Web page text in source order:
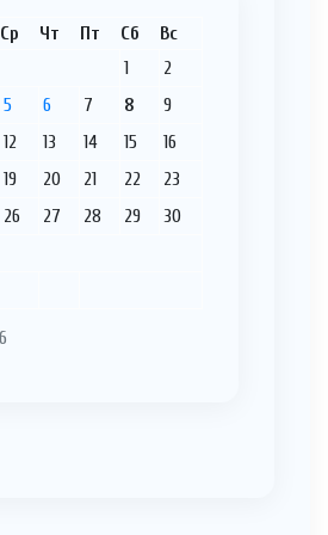
Ср Чт Пт Сб Вс
1
2
5 6 7 8
9
12 13 14 15
16
19 20 21 22
23
26 27 28 29
30